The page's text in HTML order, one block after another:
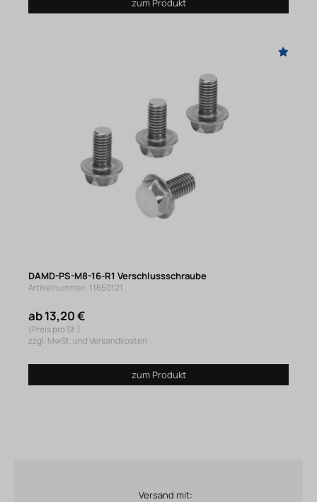
zum Produkt
DAMD-PS-M8-16-R1 Verschlussschraube
Artikelnummer: 11650121
ab 13,20 €
(Preis pro St.)
zzgl. MwSt. und Versandkosten
zum Produkt
Versand mit: